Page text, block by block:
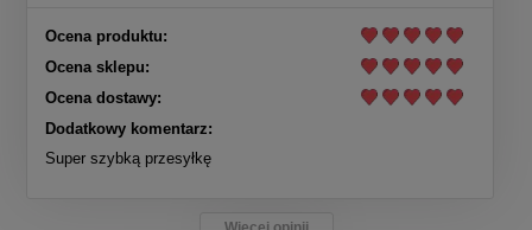
Ocena produktu:
Ocena sklepu:
Ocena dostawy:
Dodatkowy komentarz:
Super szybką przesyłkę